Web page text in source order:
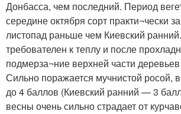
Донбасса, чем последний. Период
середине октября сорт практи¬чески
листопад раньше чем Киевский
требователен к теплу и после
подмерза¬ние верхней части
Сильно поражается мучнистой росой,
до 4 баллов (Киевский ранний — 3
весны очень сильно страдает от